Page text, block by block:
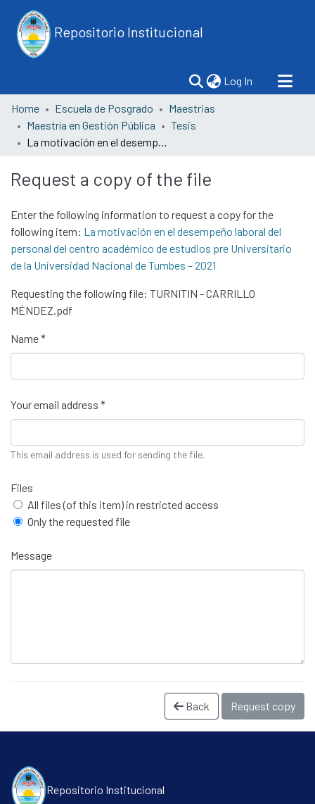
Repositorio Institucional
Log In (current)
Home Escuela de Posgrado
Maestrias
Maestría en Gestión Pública
Tesis
La motivación en el desempeño laboral del personal del centro académico de estudios pre Universitario de la Universidad Nacional de Tumbes – 2021
Request a copy of the file
Enter the following information to request a copy for the
following item: La motivación en el desempeño laboral del
personal del centro académico de estudios pre Universitario
de la Universidad Nacional de Tumbes – 2021
Requesting the following file: TURNITIN - CARRILLO
MÉNDEZ.pdf
Name *
Your email address *
This email address is used for sending the file.
Files
All files (of this item) in restricted access
Only the requested file
Message
Back Request copy
Repositorio Institucional